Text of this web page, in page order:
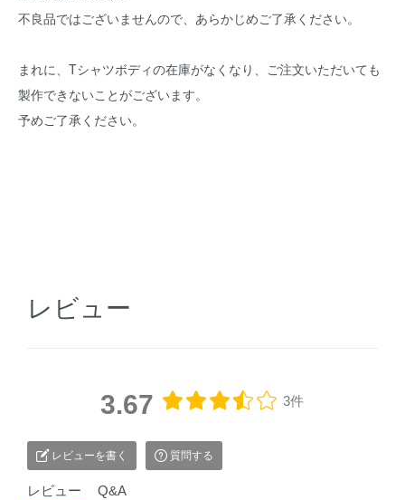
不良品ではございませんので、あらかじめご了承ください。
まれに、Tシャツボディの在庫がなくなり、ご注文いただいても
製作できないことがございます。
予めご了承ください。
レビュー
3.67 3件
レビューを書く 質問する
レビュー Q&A